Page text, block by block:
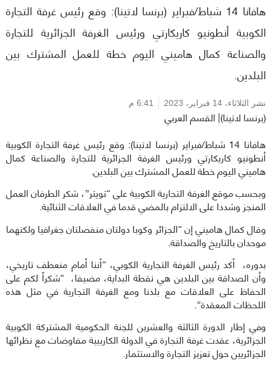
هافانا 14 شباط/فبراير (برنسا لاتينا): وقع رئيس غرفة التجارة
الكوبية أنطونيو كاريكارتي ورئيس الغرفة الجزائرية للتجارة
والصناعة كمال هاميني اليوم خطة للعمل المشترك بين
البلدين.
نشر الثلاثاء، 14 فبراير، 2023 6:41 م
(برنسا لاتينا)| القسم العربي
هافانا 14 شباط/فبراير (برنسا لاتينا): وقع رئيس غرفة التجارة الكوبية
أنطونيو كاريكارتي ورئيس الغرفة الجزائرية للتجارة والصناعة كمال
هاميني اليوم خطة للعمل المشترك بين البلدين.
وبحسب موقع الغرفة التجارية الكوبية على “تويتر”، شكر الطرفان العمل
المنجز وشددا على الالتزام بالمضي قدما في العلاقات الثنائية.
وقال كمال هاميني إن “الجزائر وكوبا دولتان منفصلتان جغرافيا ولكنهما
موحدان بالتاريخ والصداقة.
بدوره، أكد رئيس الغرفة التجارية الكوبي، “أننا أمام منعطف تاريخي،
وأن الصداقة بين البلدين هي نقطة البداية، مضيفا، “شكراً لكم على
الحفاظ على العلاقات مع بلدنا ومع الغرفة التجارية في مثل هذه
اللحظات المعقدة”.
وفي إطار الدورة الثالثة والعشرين للجنة الحكومية المشتركة الكوبية
الجزائرية، عقدت غرفة التجارة في الدولة الكاريبية مفاوضات مع نظرائها
الجزائريين حول تعزيز التجارة والاستثمار.